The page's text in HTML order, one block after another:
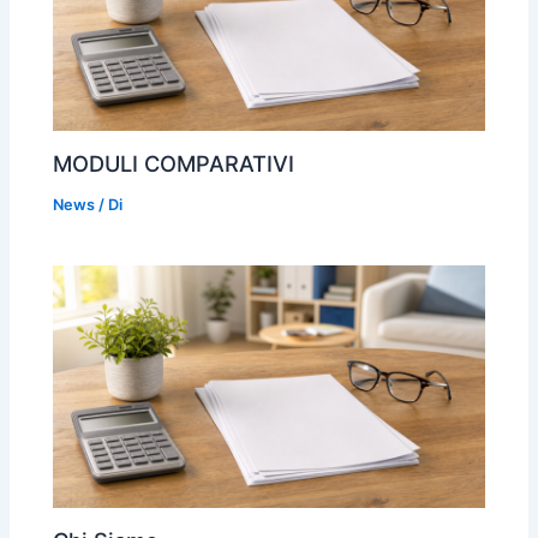
MODULI COMPARATIVI
News / Di